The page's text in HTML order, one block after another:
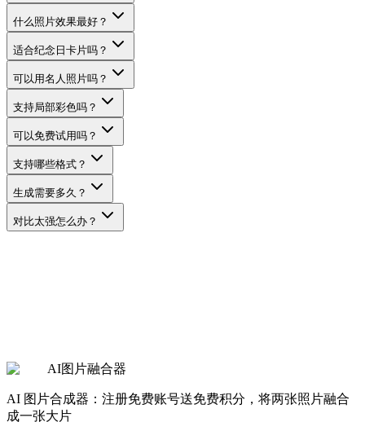
什么照片效果最好？
适合纪念日卡片吗？
可以用名人照片吗？
支持局部彩色吗？
可以免费试用吗？
支持哪些格式？
生成需要多久？
对比太强怎么办？
查看价格AI图片融合器
AI 图片合成器：注册免费账号送免费积分，将两张照片融合
成一张大片